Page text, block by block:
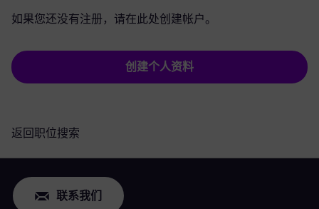
如果您还没有注册，请在此处创建帐户。
创建个人资料
返回职位搜索
联系我们